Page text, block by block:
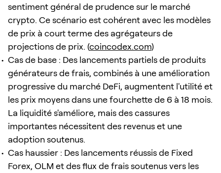
sentiment général de prudence sur le marché
crypto. Ce scénario est cohérent avec les modèles
de prix à court terme des agrégateurs de
projections de prix. (coincodex.com)
Cas de base : Des lancements partiels de produits
générateurs de frais, combinés à une amélioration
progressive du marché DeFi, augmentent l'utilité et
les prix moyens dans une fourchette de 6 à 18 mois.
La liquidité s'améliore, mais des cassures
importantes nécessitent des revenus et une
adoption soutenus.
Cas haussier : Des lancements réussis de Fixed
Forex, OLM et des flux de frais soutenus vers les